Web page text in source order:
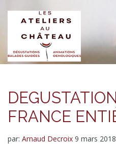
FRANCE
par: Arnaud Decroix 9 mars 2018